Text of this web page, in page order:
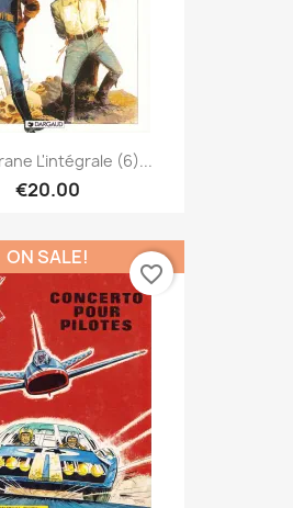
L'intégrale (6)...
€20.00
ON SALE!
favorite_border